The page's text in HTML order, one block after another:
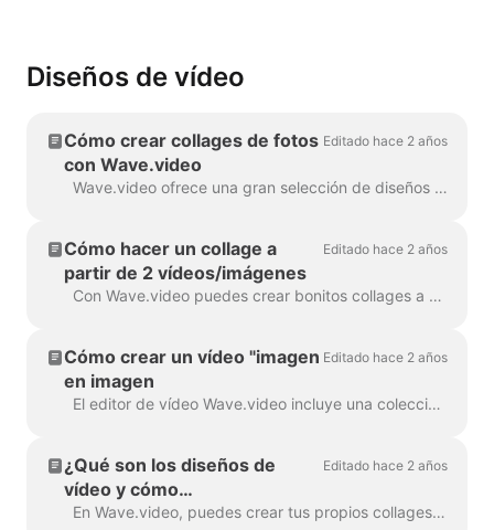
Diseños de vídeo
Cómo crear collages de fotos
con Wave.video
Editado hace 2 años
Wave.video ofrece una gran selección de diseños (una colección de marcos, máscaras y cuadrículas) que te permiten combinar varios elementos visuales en una sola escena...
Cómo hacer un collage a
partir de 2 vídeos/imágenes
Editado hace 2 años
Con Wave.video puedes crear bonitos collages a partir de vídeos e imágenes utilizando Layouts. Los diseños son una colección de varias cuadrículas y máscaras que...
Cómo crear un vídeo "imagen
en imagen
Editado hace 2 años
El editor de vídeo Wave.video incluye una colección de diseños que te permiten combinar varios clips de vídeo o imágenes. Si quieres crear un vídeo "picture-in-pict...
¿Qué son los diseños de
vídeo y cómo
personalizarlos?
Editado hace 2 años
En Wave.video, puedes crear tus propios collages de vídeo utilizando una práctica función: los diseños de vídeo. Un diseño de vídeo es una forma de mostrar tus elem...